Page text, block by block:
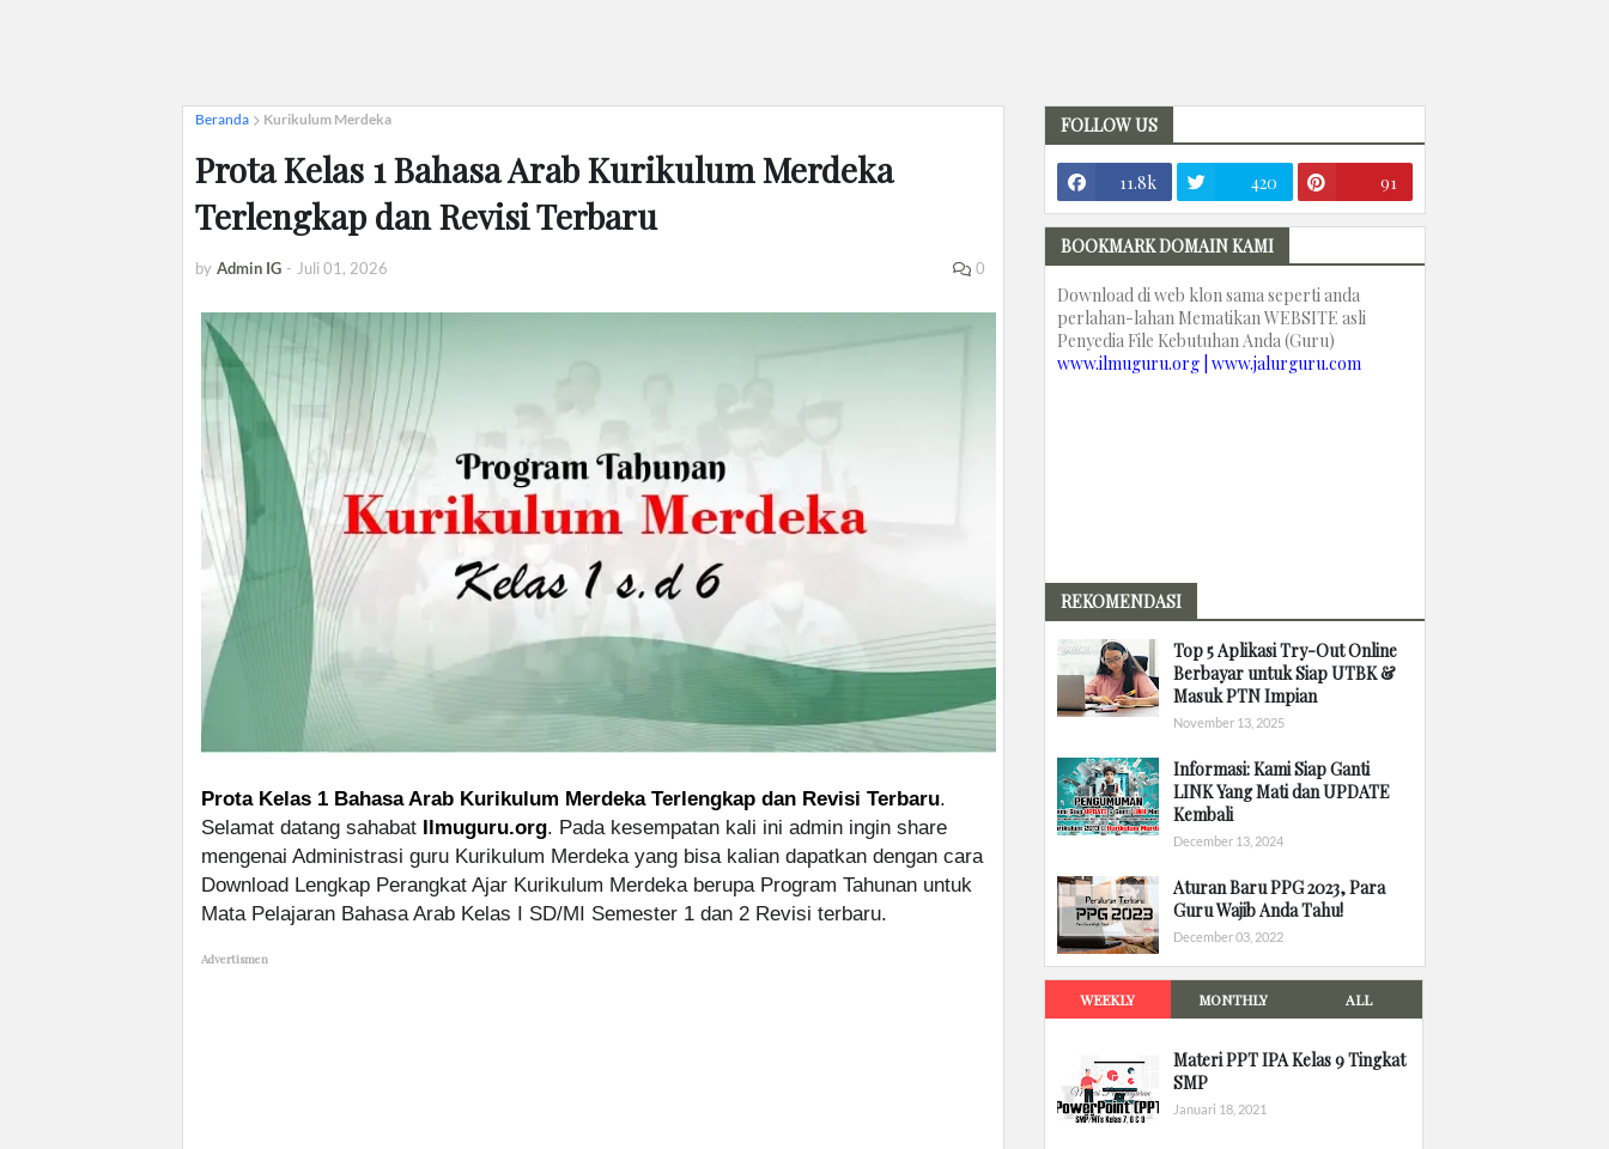
Beranda Kurikulum Merdeka
Prota Kelas 1 Bahasa Arab Kurikulum Merdeka
Terlengkap dan Revisi Terbaru
by Admin IG - Juli 01, 2026 0
Prota Kelas 1 Bahasa Arab Kurikulum Merdeka Terlengkap dan Revisi Terbaru.
Selamat datang sahabat Ilmuguru.org. Pada kesempatan kali ini admin ingin share
mengenai Administrasi guru Kurikulum Merdeka yang bisa kalian dapatkan dengan cara
Download Lengkap Perangkat Ajar Kurikulum Merdeka berupa Program Tahunan untuk
Mata Pelajaran Bahasa Arab Kelas I SD/MI Semester 1 dan 2 Revisi terbaru.
Advertismen
FOLLOW US
11.8k 420 91
BOOKMARK DOMAIN KAMI
Download di web klon sama seperti anda
perlahan-lahan Mematikan WEBSITE asli
Penyedia File Kebutuhan Anda (Guru)
www.ilmuguru.org | www.jalurguru.com
REKOMENDASI
Top 5 Aplikasi Try-Out Online
Berbayar untuk Siap UTBK &
Masuk PTN Impian
November 13, 2025
Informasi: Kami Siap Ganti
LINK Yang Mati dan UPDATE
Kembali
December 13, 2024
Aturan Baru PPG 2023, Para
Guru Wajib Anda Tahu!
December 03, 2022
WEEKLY MONTHLY ALL
Materi PPT IPA Kelas 9 Tingkat
SMP
Januari 18, 2021